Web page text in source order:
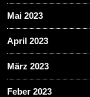
Mai 2023
April 2023
März 2023
Feber 2023